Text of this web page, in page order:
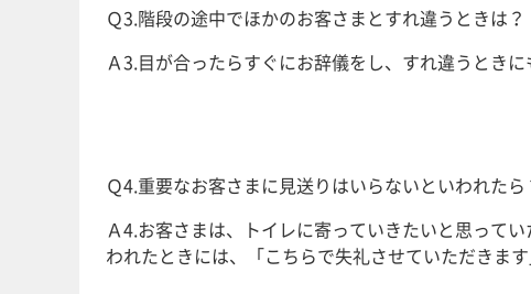
Ｑ3.階段の途中でほかのお客さまとすれ違うときは？
Ａ3.目が合ったらすぐにお辞儀をし、すれ違うとき
Ｑ4.重要なお客さまに見送りはいらないといわれたら
Ａ4.お客さまは、トイレに寄っていきたいと思って
われたときには、「こちらで失礼させていただきま